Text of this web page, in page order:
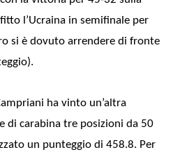
l’Ucraina in semifinale per
si è dovuto arrendere di fronte
ha vinto un’altra
di carabina tre posizioni da 50
un punteggio di 458.8. Per